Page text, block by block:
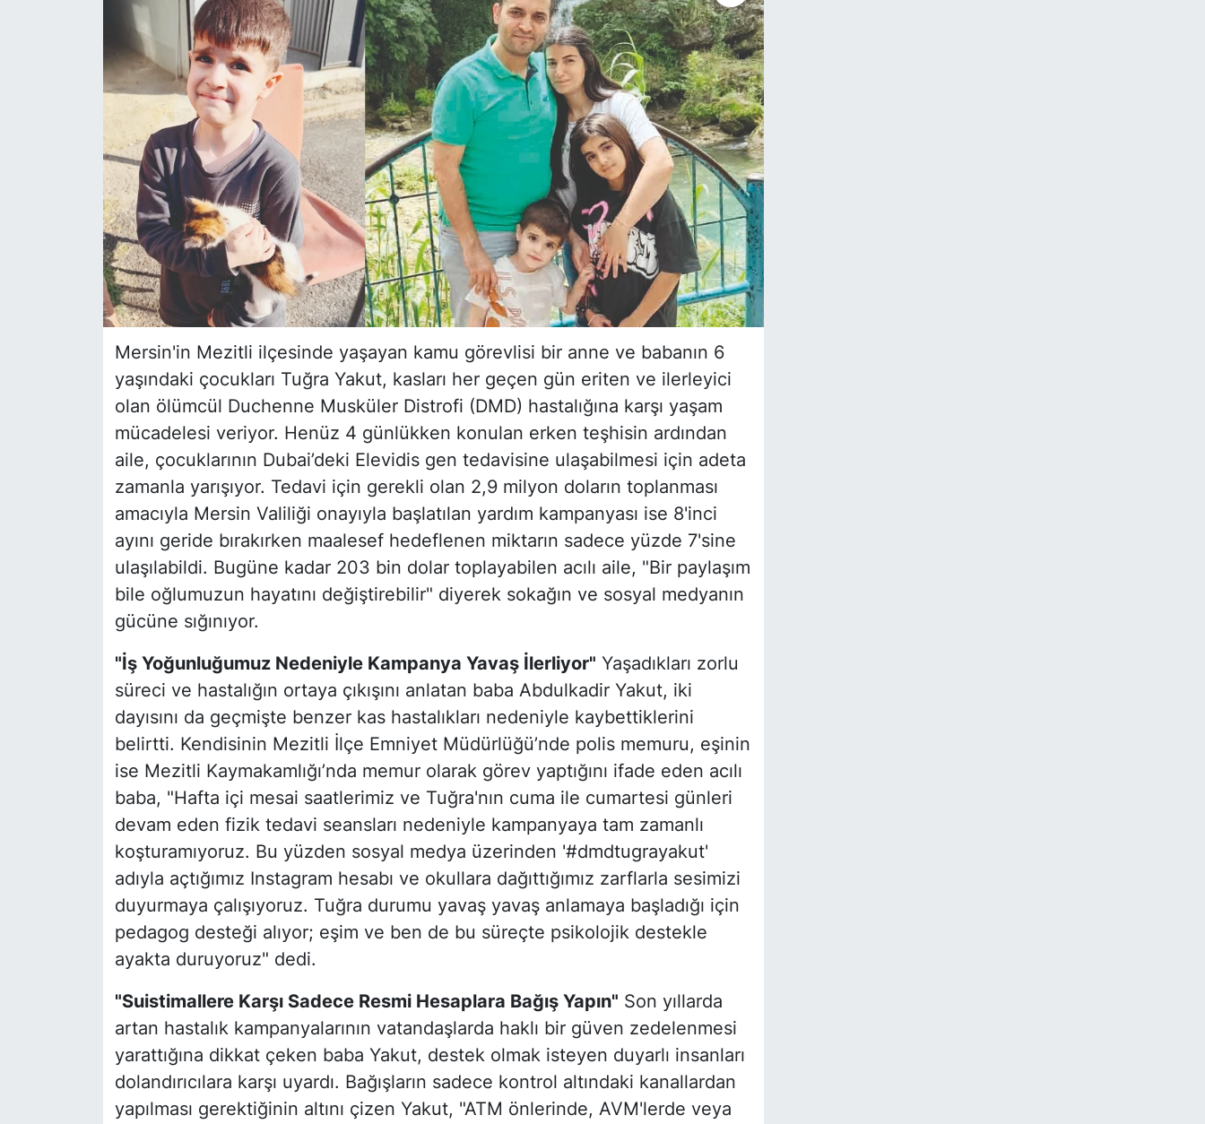
Mersin'in Mezitli ilçesinde yaşayan kamu görevlisi bir anne ve babanın 6
yaşındaki çocukları Tuğra Yakut, kasları her geçen gün eriten ve ilerleyici
olan ölümcül Duchenne Musküler Distrofi (DMD) hastalığına karşı yaşam
mücadelesi veriyor. Henüz 4 günlükken konulan erken teşhisin ardından
aile, çocuklarının Dubai’deki Elevidis gen tedavisine ulaşabilmesi için adeta
zamanla yarışıyor. Tedavi için gerekli olan 2,9 milyon doların toplanması
amacıyla Mersin Valiliği onayıyla başlatılan yardım kampanyası ise 8'inci
ayını geride bırakırken maalesef hedeflenen miktarın sadece yüzde 7'sine
ulaşılabildi. Bugüne kadar 203 bin dolar toplayabilen acılı aile, "Bir paylaşım
bile oğlumuzun hayatını değiştirebilir" diyerek sokağın ve sosyal medyanın
gücüne sığınıyor.
"İş Yoğunluğumuz Nedeniyle Kampanya Yavaş İlerliyor" Yaşadıkları zorlu
süreci ve hastalığın ortaya çıkışını anlatan baba Abdulkadir Yakut, iki
dayısını da geçmişte benzer kas hastalıkları nedeniyle kaybettiklerini
belirtti. Kendisinin Mezitli İlçe Emniyet Müdürlüğü’nde polis memuru, eşinin
ise Mezitli Kaymakamlığı’nda memur olarak görev yaptığını ifade eden acılı
baba, "Hafta içi mesai saatlerimiz ve Tuğra'nın cuma ile cumartesi günleri
devam eden fizik tedavi seansları nedeniyle kampanyaya tam zamanlı
koşturamıyoruz. Bu yüzden sosyal medya üzerinden '#dmdtugrayakut'
adıyla açtığımız Instagram hesabı ve okullara dağıttığımız zarflarla sesimizi
duyurmaya çalışıyoruz. Tuğra durumu yavaş yavaş anlamaya başladığı için
pedagog desteği alıyor; eşim ve ben de bu süreçte psikolojik destekle
ayakta duruyoruz" dedi.
"Suistimallere Karşı Sadece Resmi Hesaplara Bağış Yapın" Son yıllarda
artan hastalık kampanyalarının vatandaşlarda haklı bir güven zedelenmesi
yarattığına dikkat çeken baba Yakut, destek olmak isteyen duyarlı insanları
dolandırıcılara karşı uyardı. Bağışların sadece kontrol altındaki kanallardan
yapılması gerektiğinin altını çizen Yakut, "ATM önlerinde, AVM'lerde veya
YEREL HABER
Haberde insan